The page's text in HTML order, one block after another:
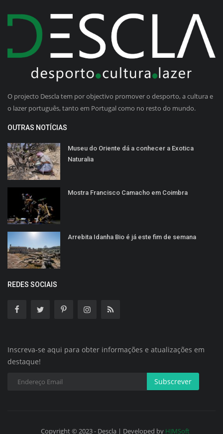
O projecto Descla tem por objectivo promover o desporto, a cultura e
o lazer português, tanto em Portugal como no resto do mundo.
OUTRAS NOTÍCIAS
Museu do Oriente dá a conhecer a Exotica
Naturalia
Mostra Francisco Camacho em Coimbra
Arrebita Idanha Bio é já este fim de semana
REDES SOCIAIS
Inscreva-se aqui para obter informações e atualizações em
destaque!
Subscrever
Copyright © 2023 - Descla | Developed by HJMSoft